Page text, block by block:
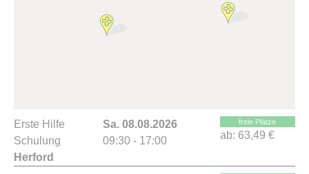
Erste Hilfe
Schulung
Herford
Sa. 08.08.2026
09:30 - 17:00
freie Plätze
ab: 63,49 €